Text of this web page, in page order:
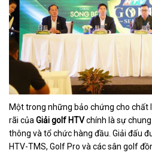
Một trong những bảo chứng cho chất
rãi của Giải golf HTVchính là sự
thông và tổ chức hàng đầu. Giải đấu
HTV-TMS, Golf Pro và các sân golf